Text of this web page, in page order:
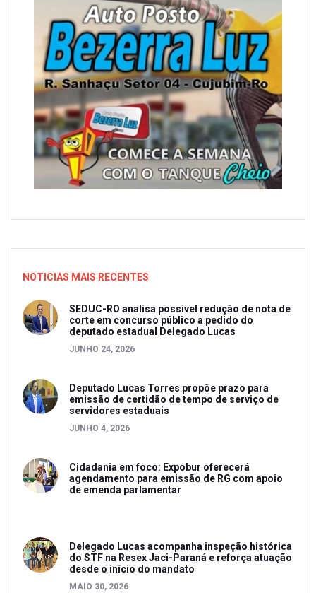
NOTICIAS MAIS RECENTES
SEDUC-RO analisa possível redução de nota de
corte em concurso público a pedido do
deputado estadual Delegado Lucas
JUNHO 24, 2026
Deputado Lucas Torres propõe prazo para
emissão de certidão de tempo de serviço de
servidores estaduais
JUNHO 4, 2026
Cidadania em foco: Expobur oferecerá
agendamento para emissão de RG com apoio
de emenda parlamentar
Delegado Lucas acompanha inspeção histórica
do STF na Resex Jaci-Paraná e reforça atuação
desde o início do mandato
MAIO 30, 2026